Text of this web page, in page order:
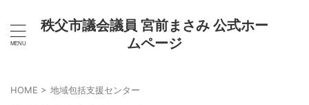
秩父市議会議員 宮前まさみ 公式ホー
ムページ
HOME > 地域包括支援センター